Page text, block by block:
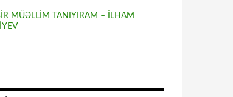
MÜƏLLİM TANIYIRAM – İLHAM